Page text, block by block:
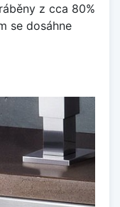
z cca 80%
se dosáhne